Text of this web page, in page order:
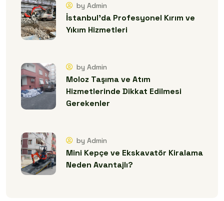
by Admin
İstanbul’da Profesyonel Kırım ve
Yıkım Hizmetleri
by Admin
Moloz Taşıma ve Atım
Hizmetlerinde Dikkat Edilmesi
Gerekenler
by Admin
Mini Kepçe ve Ekskavatör Kiralama
Neden Avantajlı?